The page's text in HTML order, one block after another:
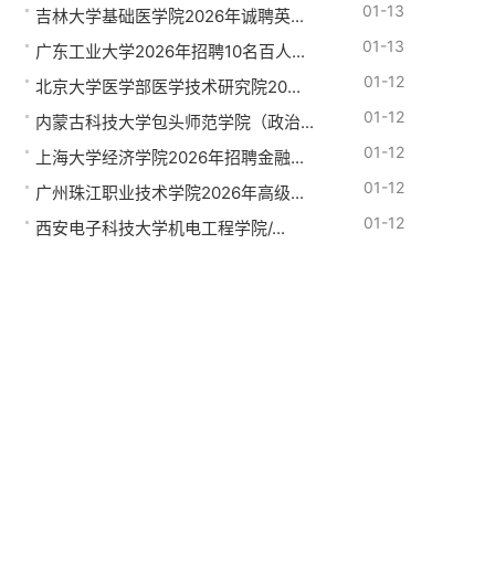
01-13
吉林大学基础医学院2026年诚聘英...
01-13
广东工业大学2026年招聘10名百人...
01-12
北京大学医学部医学技术研究院20...
01-12
内蒙古科技大学包头师范学院（政治...
01-12
上海大学经济学院2026年招聘金融...
01-12
广州珠江职业技术学院2026年高级...
01-12
西安电子科技大学机电工程学院/...